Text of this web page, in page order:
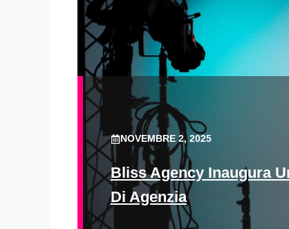
NOVEMBRE 2, 2025
Bliss Agency Inaugura
Di Agenzia